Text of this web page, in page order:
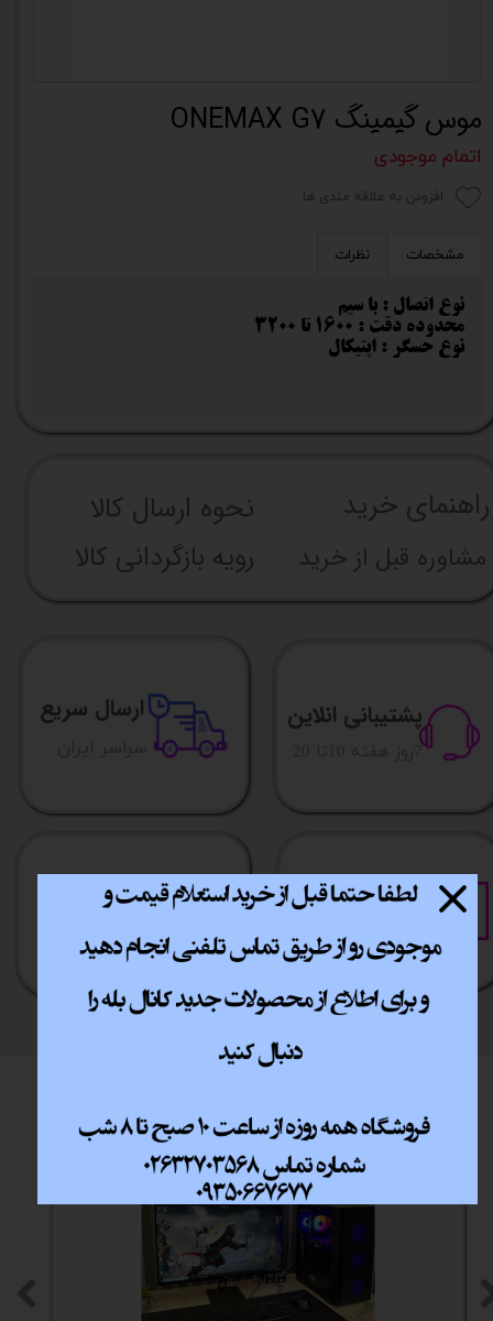
موس گیمینگ ONEMAX G7
اتمام موجودی
افزودن به علاقه مندی ها
مشخصات نظرات
نوع اتصال : با سیم
محدوده دقت : 1600 تا 3200
نوع حسگر : اپتیکال
راهنما​​​​​​​​​​​​​​ی خرید نحوه ارسال کالا
مشاوره قبل از خرید رویه بازگردانی کالا
پشتیبانی انلاین
​7روز هفته 10تا 20
ارسال سریع
خرید آسان خرید قسطی
آسان به راحتی